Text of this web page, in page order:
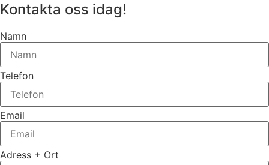
Kontakta oss idag!
Namn
Telefon
Email
Adress + Ort